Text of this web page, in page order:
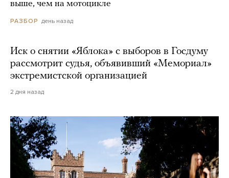
выше, чем на мотоцикле
РАЗБОР день назад
Иск о снятии «Яблока» с выборов в Госдуму
рассмотрит судья, объявивший «Мемориал»
экстремистской организацией
2 дня назад